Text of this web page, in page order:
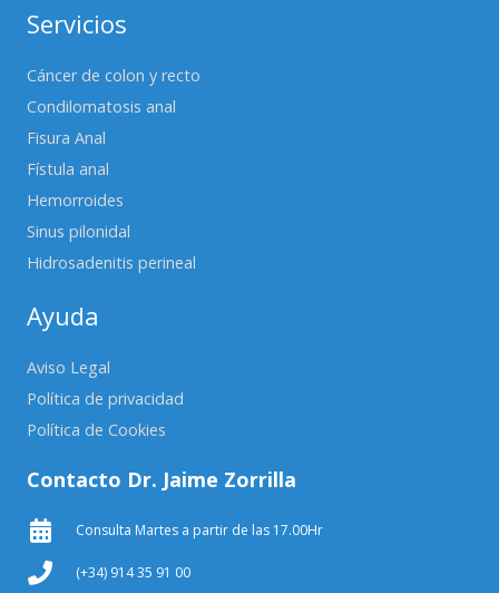
Servicios
Cáncer de colon y recto
Condilomatosis anal
Fisura Anal
Fístula anal
Hemorroides
Sinus pilonidal
Hidrosadenitis perineal
Ayuda
Aviso Legal
Política de privacidad
Política de Cookies
Contacto Dr. Jaime Zorrilla
Consulta Martes a partir de las 17.00Hr
(+34) 914 35 91 00